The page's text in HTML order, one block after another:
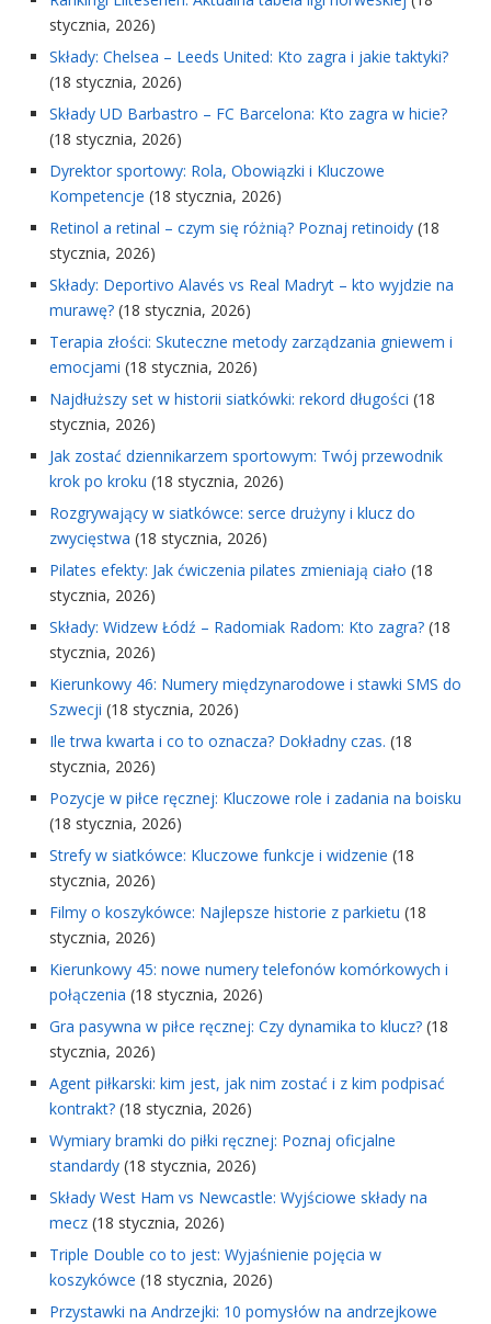
stycznia, 2026)
Składy: Chelsea – Leeds United: Kto zagra i jakie taktyki?
(18 stycznia, 2026)
Składy UD Barbastro – FC Barcelona: Kto zagra w hicie?
(18 stycznia, 2026)
Dyrektor sportowy: Rola, Obowiązki i Kluczowe
Kompetencje (18 stycznia, 2026)
Retinol a retinal – czym się różnią? Poznaj retinoidy (18
stycznia, 2026)
Składy: Deportivo Alavés vs Real Madryt – kto wyjdzie na
murawę? (18 stycznia, 2026)
Terapia złości: Skuteczne metody zarządzania gniewem i
emocjami (18 stycznia, 2026)
Najdłuższy set w historii siatkówki: rekord długości (18
stycznia, 2026)
Jak zostać dziennikarzem sportowym: Twój przewodnik
krok po kroku (18 stycznia, 2026)
Rozgrywający w siatkówce: serce drużyny i klucz do
zwycięstwa (18 stycznia, 2026)
Pilates efekty: Jak ćwiczenia pilates zmieniają ciało (18
stycznia, 2026)
Składy: Widzew Łódź – Radomiak Radom: Kto zagra? (18
stycznia, 2026)
Kierunkowy 46: Numery międzynarodowe i stawki SMS do
Szwecji (18 stycznia, 2026)
Ile trwa kwarta i co to oznacza? Dokładny czas. (18
stycznia, 2026)
Pozycje w piłce ręcznej: Kluczowe role i zadania na boisku
(18 stycznia, 2026)
Strefy w siatkówce: Kluczowe funkcje i widzenie (18
stycznia, 2026)
Filmy o koszykówce: Najlepsze historie z parkietu (18
stycznia, 2026)
Kierunkowy 45: nowe numery telefonów komórkowych i
połączenia (18 stycznia, 2026)
Gra pasywna w piłce ręcznej: Czy dynamika to klucz? (18
stycznia, 2026)
Agent piłkarski: kim jest, jak nim zostać i z kim podpisać
kontrakt? (18 stycznia, 2026)
Wymiary bramki do piłki ręcznej: Poznaj oficjalne
standardy (18 stycznia, 2026)
Składy West Ham vs Newcastle: Wyjściowe składy na
mecz (18 stycznia, 2026)
Triple Double co to jest: Wyjaśnienie pojęcia w
koszykówce (18 stycznia, 2026)
Przystawki na Andrzejki: 10 pomysłów na andrzejkowe